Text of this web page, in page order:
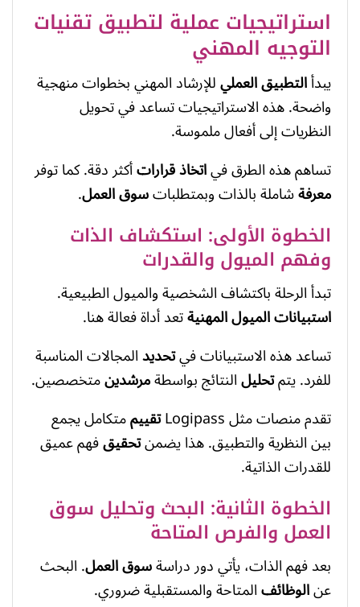
استراتيجيات عملية لتطبيق تقنيات
التوجيه المهني
يبدأالتطبيق العمليللإرشاد المهني بخطوات منهجية
واضحة. هذه الاستراتيجيات تساعد في تحويل
النظريات إلى أفعال ملموسة.
تساهم هذه الطرق فياتخاذ قراراتأكثر دقة. كما توفر
معرفةشاملة بالذات وبمتطلباتسوق العمل.
الخطوة الأولى: استكشاف الذات
وفهم الميول والقدرات
تبدأ الرحلة باكتشاف الشخصية والميول الطبيعية.
استبيانات الميول المهنيةتعد أداة فعالة هنا.
تساعد هذه الاستبيانات فيتحديدالمجالات المناسبة
للفرد. يتمتحليلالنتائج بواسطةمرشدينمتخصصين.
تقدم منصات مثل Logipass
تقييممتكامل يجمع
بين النظرية والتطبيق. هذا يضمنتحقيقفهم عميق
للقدرات الذاتية.
الخطوة الثانية: البحث وتحليل سوق
العمل والفرص المتاحة
بعد فهم الذات، يأتي دور دراسةسوق العمل. البحث
عنالوظائفالمتاحة والمستقبلية ضروري.